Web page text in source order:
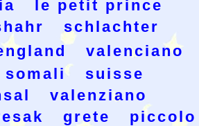
le petit prince
schlachter
valenciano
somali
suisse
valenziano
grete
piccolo